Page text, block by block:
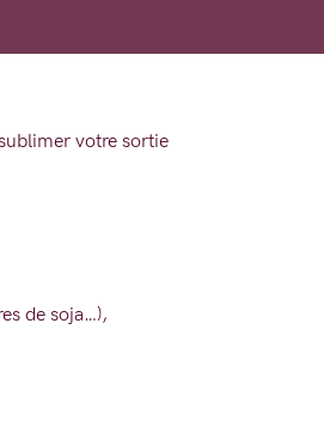
votre sortie
de soja…),